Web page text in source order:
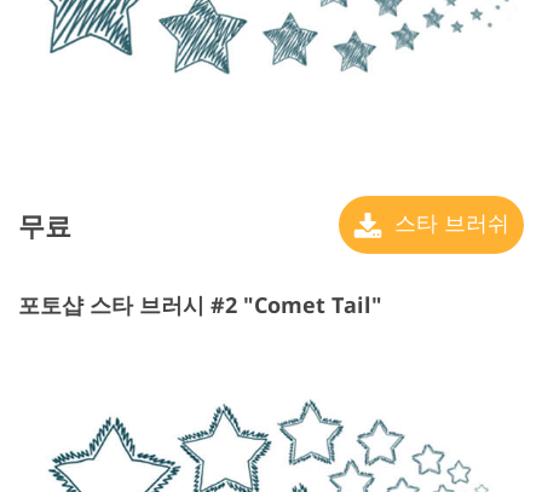
무료 스타 브러쉬
포토샵 스타 브러시 #2 "Comet Tail"